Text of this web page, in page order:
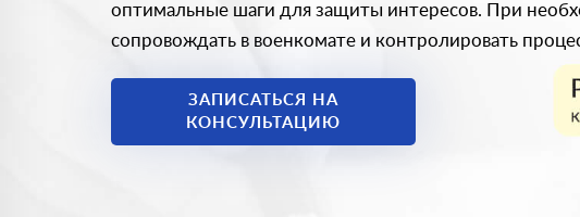
оптимальные шаги для защиты интересов. При
сопровождать в военкомате и контролировать
ЗАПИСАТЬСЯ НА
КОНСУЛЬТАЦИЮ